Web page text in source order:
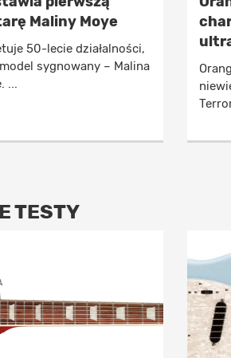
Maliny Moye
50-lecie działalności,
sygnowany – Malina
...
TESTY